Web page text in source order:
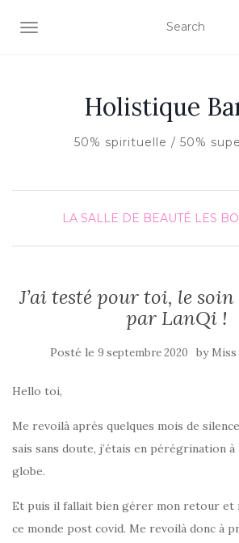
AFFICHER/MASQUER LA
Holistique
50% spirituelle / 50%
LA SALLE DE BEAUTÉ LES
J’ai testé pour toi, le
par LanQi !
Posté le 9 septembre 2020 by Miss
Hello toi,
Me revoilà après quelques mois de
sais sans doute, j’étais en pérégrination à
globe.
Et puis il fallait bien gérer mon retour et
ce monde post covid. Me revoilà donc à